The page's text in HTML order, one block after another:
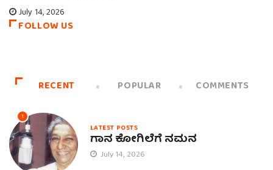
July 14, 2026
FOLLOW US
RECENT POPULAR COMMENTS
1
LATEST POSTS
ಗಾನ ಕೋಗಿಲೆಗೆ ನಮನ
July 14, 2026